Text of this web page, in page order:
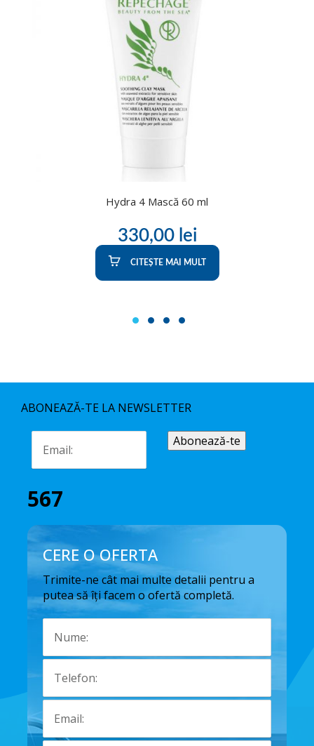
Hydra 4 Mască 60 ml
330,00 lei
CITEȘTE MAI MULT
1 2 3 4
ABONEAZĂ-TE LA NEWSLETTER
567
CERE O OFERTA
Trimite-ne cât mai multe detalii pentru a
putea să îți facem o ofertă completă.